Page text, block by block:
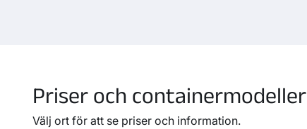
Priser och containermodeller
Välj ort för att se priser och information.